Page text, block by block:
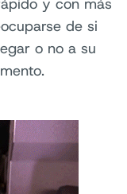
y con más
de si
o no a su